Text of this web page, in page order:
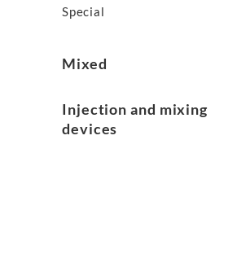
Special
Mixed
Injection and mixing
devices